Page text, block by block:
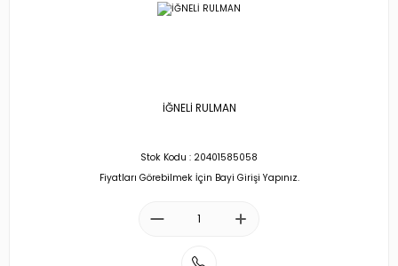
İĞNELİ RULMAN
Stok Kodu : 20401585058
Fiyatları Görebilmek İçin Bayi Girişi Yapınız.